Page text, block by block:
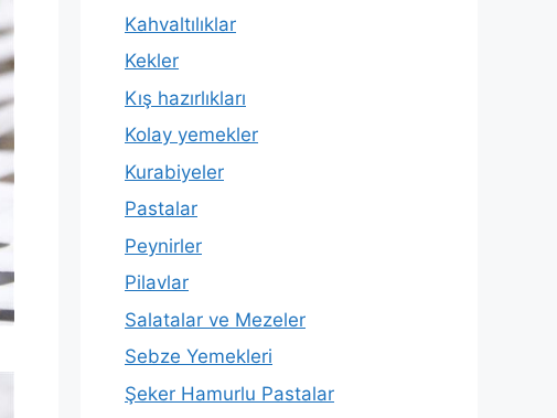
Kahvaltılıklar
Kekler
Kış hazırlıkları
Kolay yemekler
Kurabiyeler
Pastalar
Peynirler
Pilavlar
Salatalar ve Mezeler
Sebze Yemekleri
Şeker Hamurlu Pastalar